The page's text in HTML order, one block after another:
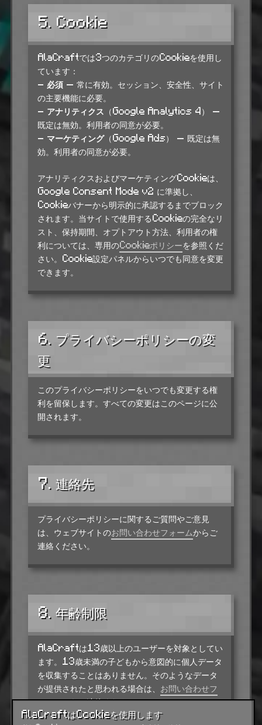
5. Cookie
AlaCraftでは3つのカテゴリのCookieを使用し
ています：
- 必須 — 常に有効。セッション、安全性、サイト
の主要機能に必要。
- アナリティクス （Google Analytics 4） —
既定は無効。利用者の同意が必要。
- マーケティング（Google Ads） — 既定は無
効。利用者の同意が必要。
アナリティクスおよびマーケティングCookieは、
Google Consent Mode v2 に準拠し、
Cookieバナーから明示的に承認するまでブロック
されます。当サイトで使用するCookieの完全なリ
スト、保持期間、オプトアウト方法、利用者の権
利については、専用のCookieポリシーを参照くだ
さい。Cookie設定パネルからいつでも同意を変更
できます。
6. プライバシーポリシーの変
更
このプライバシーポリシーをいつでも変更する権
利を留保します。すべての変更はこのページに公
開されます。
7. 連絡先
プライバシーポリシーに関するご質問やご意見
は、ウェブサイトのお問い合わせフォームからご
連絡ください。
8. 年齢制限
AlaCraftは13歳以上のユーザーを対象としてい
ます。13歳未満の子どもから意図的に個人データ
を収集することはありません。そのようなデータ
が提供されたと思われる場合は、 お問い合わせフ
ォームからご連絡ください。
AlaCraftはCookieを使用します